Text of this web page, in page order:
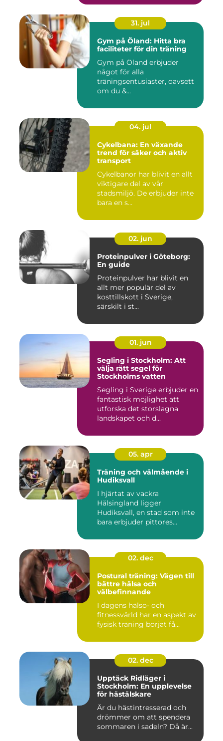
31. jul
Gym på Öland: Hitta bra
faciliteter för din träning
Gym på Öland erbjuder
något för alla
träningsentusiaster, oavsett
om du &...
04. jul
Cykelbana: En växande
trend för säker och aktiv
transport
Cykelbanor har blivit en allt
viktigare del av vår
stadsmiljö. De erbjuder inte
bara en s...
02. jun
Proteinpulver i Göteborg:
En guide
Proteinpulver har blivit en
allt mer populär del av
kosttillskott i Sverige,
särskilt i st...
01. jun
Segling i Stockholm: Att
välja rätt segel för
Stockholms vatten
Segling i Sverige erbjuder en
fantastisk möjlighet att
utforska det storslagna
landskapet och d...
05. apr
Träning och välmående i
Hudiksvall
I hjärtat av vackra
Hälsingland ligger
Hudiksvall, en stad som inte
bara erbjuder pittores...
02. dec
Postural träning: Vägen till
bättre hälsa och
välbefinnande
I dagens hälso- och
fitnessvärld har en aspekt av
fysisk träning börjat få...
02. dec
Upptäck Ridläger i
Stockholm: En upplevelse
för hästälskare
Är du hästintresserad och
drömmer om att spendera
sommaren i sadeln? Då är...